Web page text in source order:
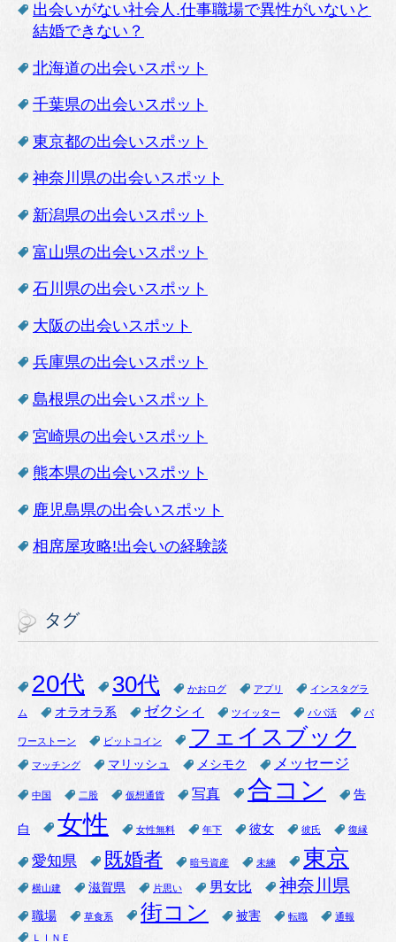
出会いがない社会人.仕事職場で異性がいないと
結婚できない？
北海道の出会いスポット
千葉県の出会いスポット
東京都の出会いスポット
神奈川県の出会いスポット
新潟県の出会いスポット
富山県の出会いスポット
石川県の出会いスポット
大阪の出会いスポット
兵庫県の出会いスポット
島根県の出会いスポット
宮崎県の出会いスポット
熊本県の出会いスポット
鹿児島県の出会いスポット
相席屋攻略!出会いの経験談
タグ
20代 30代 かおログ アプリ インスタグラ
ム オラオラ系 ゼクシィ ツイッター パパ活 パ
ワーストーン ビットコイン フェイスブック
マッチング マリッシュ メシモク メッセージ
中国 二股 仮想通貨 写真 合コン 告
白 女性 女性無料 年下 彼女 彼氏 復縁
愛知県 既婚者 暗号資産 未練 東京
横山建 滋賀県 片思い 男女比 神奈川県
職場 草食系 街コン 被害 転職
通報
ＬＩＮＥ